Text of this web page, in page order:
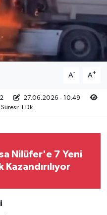
A- A+
27.06.2026 - 10:49
1 Dk
Nilüfer'e 7 Yeni
Kazandırılıyor